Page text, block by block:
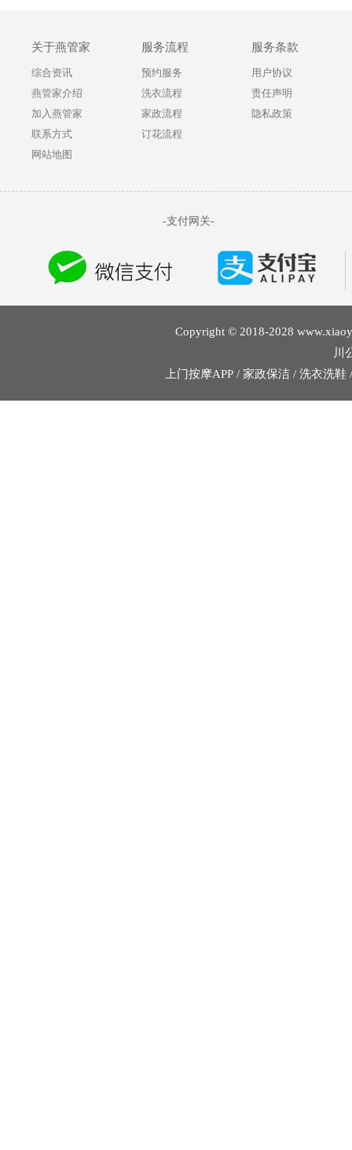
关于燕管家
综合资讯
燕管家介绍
加入燕管家
联系方式
网站地图
服务流程
预约服务
洗衣流程
家政流程
订花流程
服务条款
用户协议
责任声明
隐私政策
-支付网关-
Copyright © 2018-2028
川
上门按摩APP/ 家政保洁/ 洗衣洗鞋